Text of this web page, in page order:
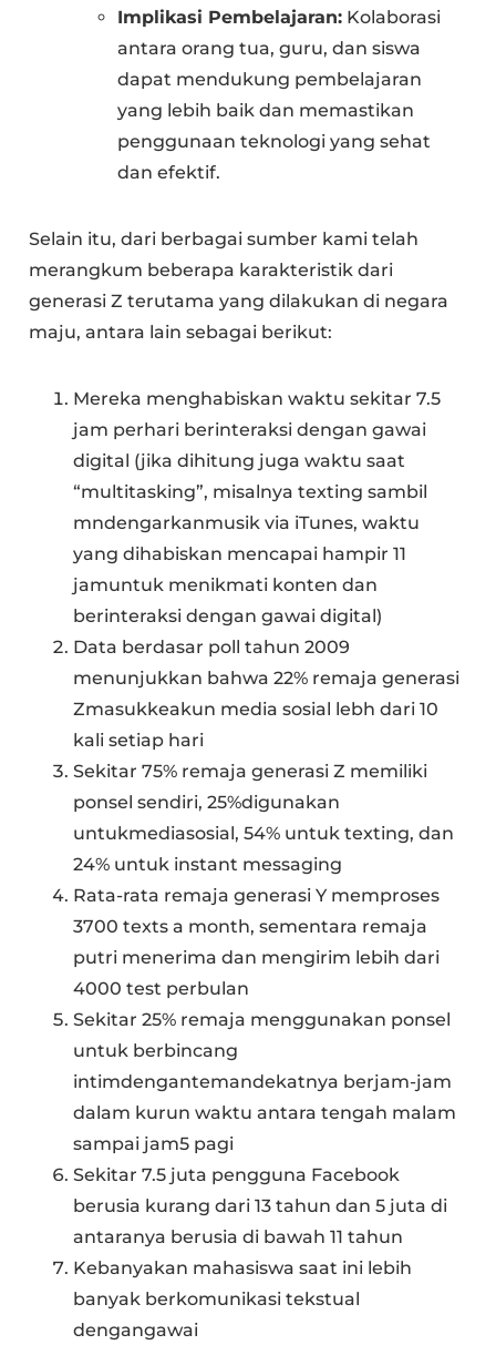
Implikasi Pembelajaran: Kolaborasi
antara orang tua, guru, dan siswa
dapat mendukung pembelajaran
yang lebih baik dan memastikan
penggunaan teknologi yang sehat
dan efektif.
Selain itu, dari berbagai sumber kami telah
merangkum beberapa karakteristik dari
generasi Z terutama yang dilakukan di negara
maju, antara lain sebagai berikut:
Mereka menghabiskan waktu sekitar 7.5
jam perhari berinteraksi dengan gawai
digital (jika dihitung juga waktu saat
“multitasking”, misalnya texting sambil
mndengarkanmusik via iTunes, waktu
yang dihabiskan mencapai hampir 11
jamuntuk menikmati konten dan
berinteraksi dengan gawai digital)
Data berdasar poll tahun 2009
menunjukkan bahwa 22% remaja generasi
Zmasukkeakun media sosial lebh dari 10
kali setiap hari
Sekitar 75% remaja generasi Z memiliki
ponsel sendiri, 25%digunakan
untukmediasosial, 54% untuk texting, dan
24% untuk instant messaging
Rata-rata remaja generasi Y memproses
3700 texts a month, sementara remaja
putri menerima dan mengirim lebih dari
4000 test perbulan
Sekitar 25% remaja menggunakan ponsel
untuk berbincang
intimdengantemandekatnya berjam-jam
dalam kurun waktu antara tengah malam
sampai jam5 pagi
Sekitar 7.5 juta pengguna Facebook
berusia kurang dari 13 tahun dan 5 juta di
antaranya berusia di bawah 11 tahun
Kebanyakan mahasiswa saat ini lebih
banyak berkomunikasi tekstual
dengangawai